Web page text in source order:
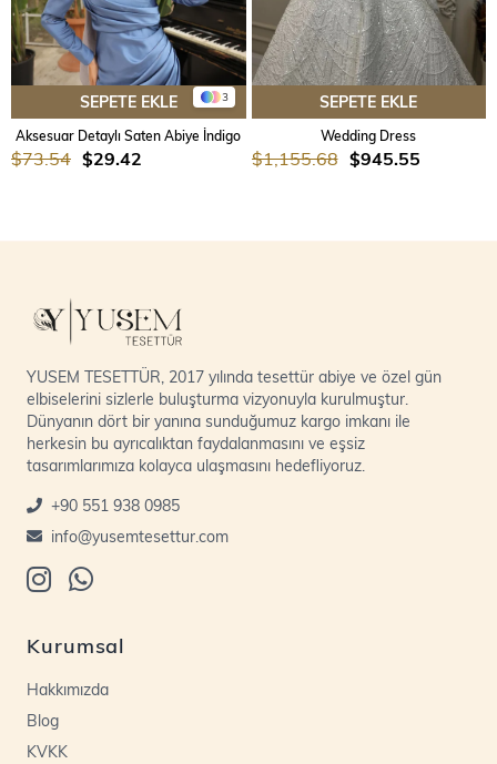
3
SEPETE EKLE
Aksesuar Detaylı Saten Abiye İndigo
$29.42
$73.54
SEPETE EKLE
Wedding Dress
$945.55
$1,155.68
YUSEM TESETTÜR, 2017 yılında tesettür abiye ve özel gün
elbiselerini sizlerle buluşturma vizyonuyla kurulmuştur.
Dünyanın dört bir yanına sunduğumuz kargo imkanı ile
herkesin bu ayrıcalıktan faydalanmasını ve eşsiz
tasarımlarımıza kolayca ulaşmasını hedefliyoruz.
+90 551 938 0985
info@yusemtesettur.com
Kurumsal
Hakkımızda
Blog
KVKK